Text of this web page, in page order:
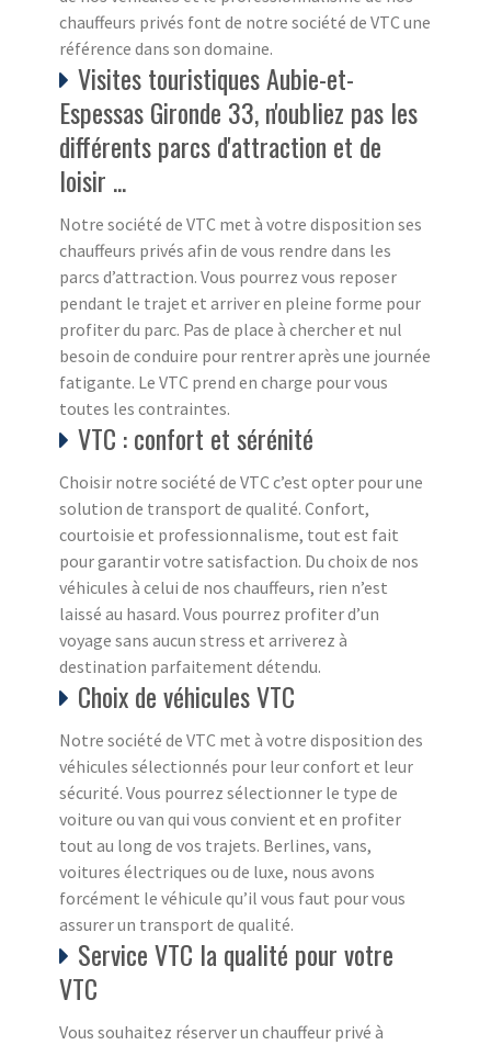
chauffeurs privés font de notre société de VTC une
référence dans son domaine.
Visites touristiques Aubie-et-
Espessas Gironde 33, n'oubliez pas les
différents parcs d'attraction et de
loisir ...
Notre société de VTC met à votre disposition ses
chauffeurs privés afin de vous rendre dans les
parcs d’attraction. Vous pourrez vous reposer
pendant le trajet et arriver en pleine forme pour
profiter du parc. Pas de place à chercher et nul
besoin de conduire pour rentrer après une journée
fatigante. Le VTC prend en charge pour vous
toutes les contraintes.
VTC : confort et sérénité
Choisir notre société de VTC c’est opter pour une
solution de transport de qualité. Confort,
courtoisie et professionnalisme, tout est fait
pour garantir votre satisfaction. Du choix de nos
véhicules à celui de nos chauffeurs, rien n’est
laissé au hasard. Vous pourrez profiter d’un
voyage sans aucun stress et arriverez à
destination parfaitement détendu.
Choix de véhicules VTC
Notre société de VTC met à votre disposition des
véhicules sélectionnés pour leur confort et leur
sécurité. Vous pourrez sélectionner le type de
voiture ou van qui vous convient et en profiter
tout au long de vos trajets. Berlines, vans,
voitures électriques ou de luxe, nous avons
forcément le véhicule qu’il vous faut pour vous
assurer un transport de qualité.
Service VTC la qualité pour votre
VTC
Vous souhaitez réserver un chauffeur privé à